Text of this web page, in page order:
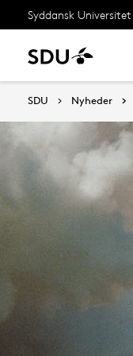
Syddansk Universitet
SDU Nyheder